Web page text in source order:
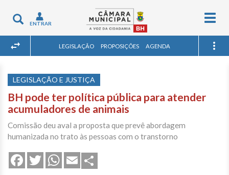
Toggle
navigation
ENTRAR
LEGISLAÇÃO PROPOSIÇÕES AGENDA
LEGISLAÇÃO E JUSTIÇA
BH pode ter política pública para atender
acumuladores de animais
Comissão deu aval a proposta que prevê abordagem
humanizada no trato às pessoas com o transtorno
FacebookTwitterWhatsApp
Email